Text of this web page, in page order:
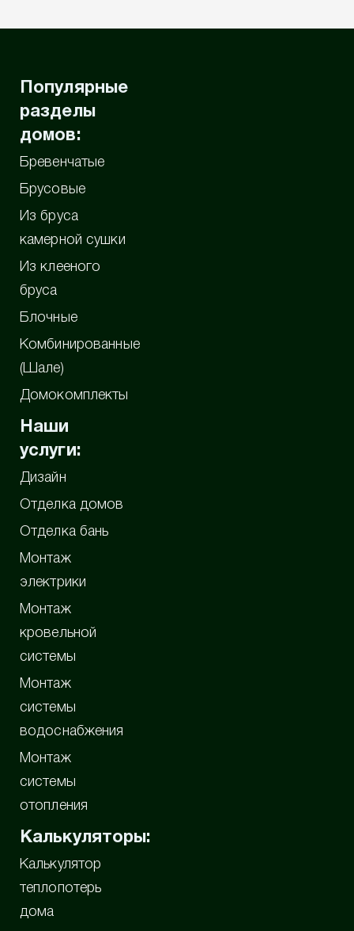
Популярные
разделы
домов:
Бревенчатые
Брусовые
Из бруса
камерной сушки
Из клееного
бруса
Блочные
Комбинированные
(Шале)
Домокомплекты
Наши
услуги:
Дизайн
Отделка домов
Отделка бань
Монтаж
электрики
Монтаж
кровельной
системы
Монтаж
системы
водоснабжения
Монтаж
системы
отопления
Калькуляторы:
Калькулятор
теплопотерь
дома